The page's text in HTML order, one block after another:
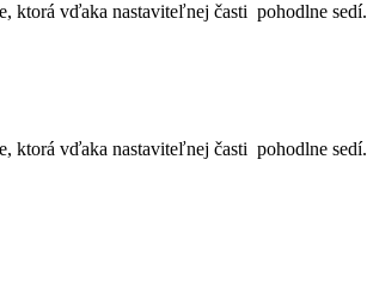
ktorá vďaka nastaviteľnej časti pohodlne sedí.
ktorá vďaka nastaviteľnej časti pohodlne sedí.